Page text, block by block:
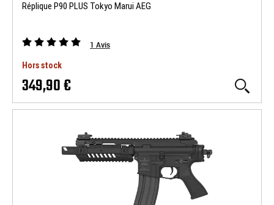
Réplique P90 PLUS Tokyo Marui AEG
1 Avis
Hors stock
349,90 €